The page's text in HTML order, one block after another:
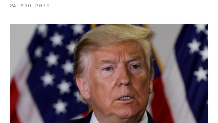
24 AGO 2020